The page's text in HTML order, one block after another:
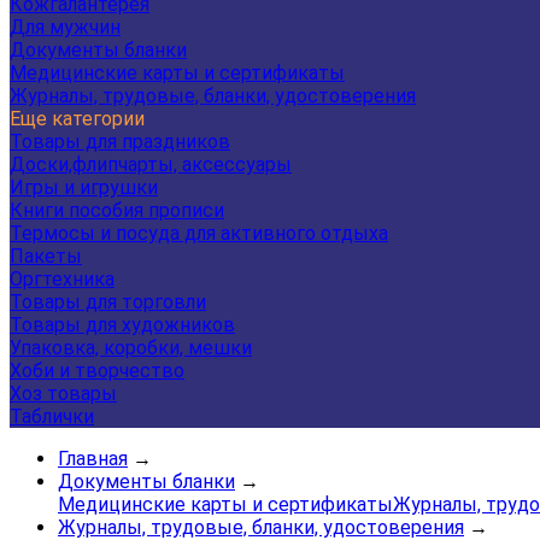
Для мужчин
Документы бланки
Медицинские карты и сертификаты
Журналы, трудовые, бланки, удостоверения
Еще категории
Товары для праздников
Доски,флипчарты, аксессуары
Игры и игрушки
Книги пособия прописи
Термосы и посуда для активного отдыха
Пакеты
Оргтехника
Товары для торговли
Товары для художников
Упаковка, коробки, мешки
Хоби и творчество
Хоз товары
Таблички
Главная →
Документы бланки →
Медицинские карты и сертификатыЖурналы,
Журналы, трудовые, бланки, удостоверения →